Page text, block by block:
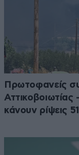
Πρωτοφανείς
κάνουν ρίψεις